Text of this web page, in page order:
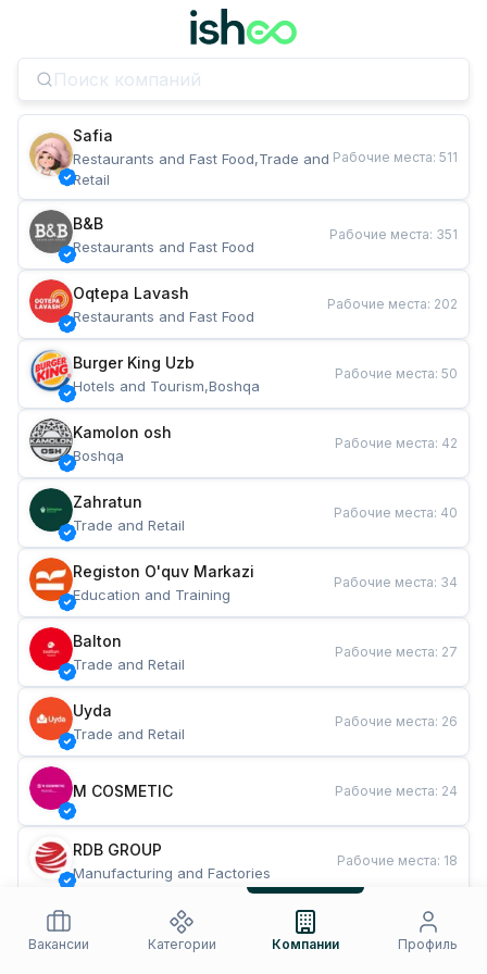
Safia
Restaurants and Fast Food,Trade and
Retail
Рабочие места: 511
B&B
Restaurants and Fast Food
Рабочие места: 351
Oqtepa Lavash
Restaurants and Fast Food
Рабочие места: 202
Burger King Uzb
Hotels and Tourism,Boshqa
Рабочие места: 50
Kamolon osh
Boshqa
Рабочие места: 42
Zahratun
Trade and Retail
Рабочие места: 40
Registon O'quv Markazi
Education and Training
Рабочие места: 34
Balton
Trade and Retail
Рабочие места: 27
Uyda
Trade and Retail
Рабочие места: 26
M COSMETIC Рабочие места: 24
RDB GROUP
Manufacturing and Factories
Рабочие места: 18
Restaurants and Fast Food
Рабочие места
Вакансии
Категории Компании Профиль